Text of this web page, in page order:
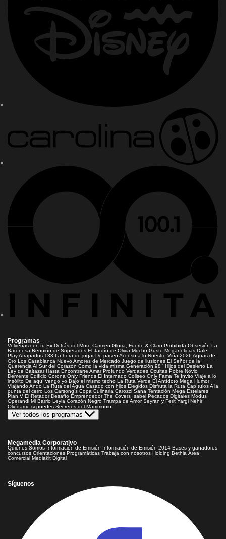
Programas
Volverías con tu Ex Detrás del Muro Carmen Gloria, Fuerte & Claro Prohibida Obsesión La
Baronesa Reunión de Superados El Jardín de Olivia Mucho Gusto Meganoticias Dale
PlayAtrapados 133 La hora de jugar De paseoAcceso a lo Nuestro Viña 2026 Aguas de
Oro Los Casablanca Nuevo Amores de Mercado Juego de ilusiones El Señor de la
Querencia Al Sur del Corazón Como la vida misma Generación 98 ' Hijos del Desierto La
Ley de Baltazar Hasta Encontrarte Amar Profundo Verdades Ocultas Pobre Novio
Demente Edificio Corona Only Friends El Internado Coliseo Only Fama Te Invito Viaje a lo
insólito De aquí vengo yo Bajo el mismo techo La Ruta Verde El Antídoto Mega Humor
Viajando Ando La Ruta del Agua Casado con hijos Elegidos Disfruta la Ruta CapítulosA la
punta del cerro Los Carsong's Copa Culinaria Carozzi Sana Tentación Mega Estelares
Plan V El Retador Desafío Emprendedor The Covers Isabel Pecados Digitales Modus
Operandi Mi Barrio Leyla Corazón Negro Trampa de Amor Seyrán y Ferit Yargi Nehir
Olvídame si puedes Secretos del Matrimonio
Ver todos los programas
Megamedia Corporativo
Quienes Somos Información de Emisión Información de Emisión 2014 Bases y ganadores
concursos Orientaciones Programáticas Trabaja con nosotros Holding Bethia Área
Comercial Mediakit Digital
Síguenos